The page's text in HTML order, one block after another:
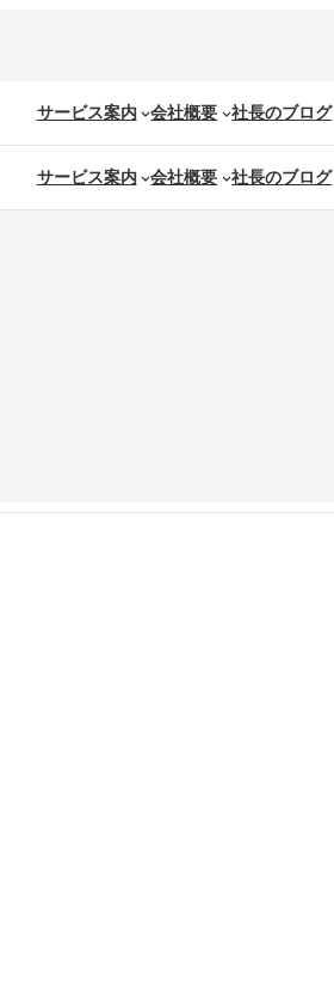
サービス案内 会社概要 社長のブログ
サービス案内 会社概要 社長のブログ